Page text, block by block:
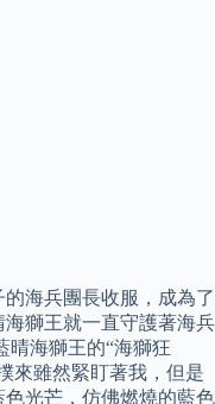
海兵團長收服，成為了
獅王就一直守護著海兵
海獅王的“海獅狂
來雖然緊盯著我，但是
光芒，仿佛燃燒的藍色